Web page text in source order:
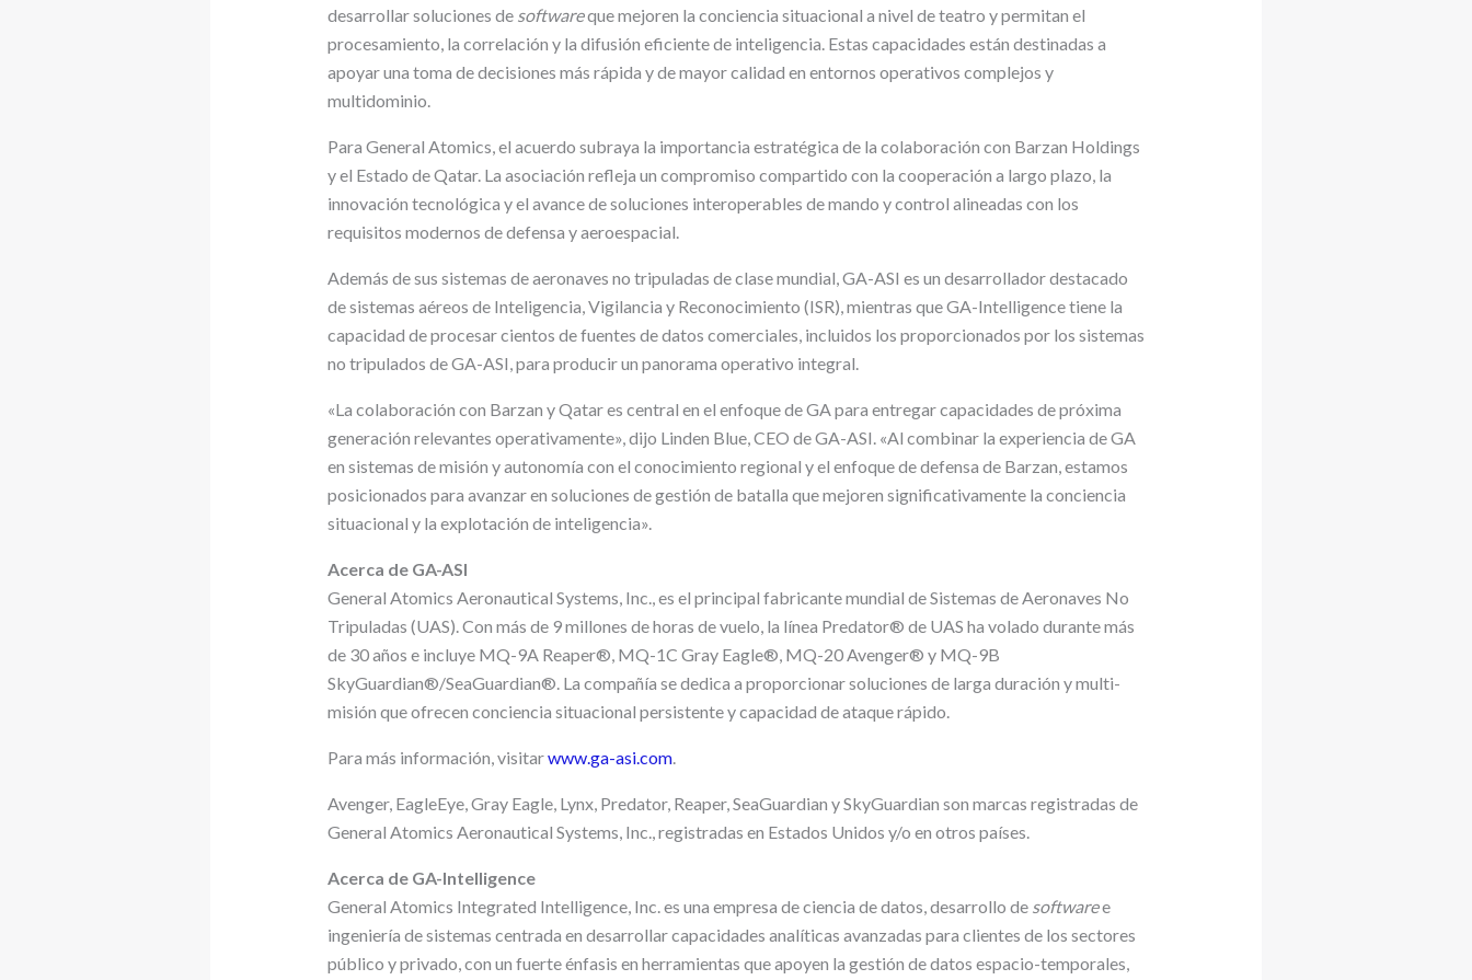
desarrollar soluciones de softwareque mejoren la conciencia situacional a nivel de teatro y permitan el
procesamiento, la correlación y la difusión eficiente de inteligencia. Estas capacidades están destinadas a
apoyar una toma de decisiones más rápida y de mayor calidad en entornos operativos complejos y
multidominio.
Para General Atomics, el acuerdo subraya la importancia estratégica de la colaboración con Barzan Holdings
y el Estado de Qatar. La asociación refleja un compromiso compartido con la cooperación a largo plazo, la
innovación tecnológica y el avance de soluciones interoperables de mando y control alineadas con los
requisitos modernos de defensa y aeroespacial.
Además de sus sistemas de aeronaves no tripuladas de clase mundial, GA-ASI es un desarrollador destacado
de sistemas aéreos de Inteligencia, Vigilancia y Reconocimiento (ISR), mientras que GA-Intelligence tiene la
capacidad de procesar cientos de fuentes de datos comerciales, incluidos los proporcionados por los sistemas
no tripulados de GA-ASI, para producir un panorama operativo integral.
«La colaboración con Barzan y Qatar es central en el enfoque de GA para entregar capacidades de próxima
generación relevantes operativamente», dijo Linden Blue, CEO de GA-ASI. «Al combinar la experiencia de GA
en sistemas de misión y autonomía con el conocimiento regional y el enfoque de defensa de Barzan, estamos
posicionados para avanzar en soluciones de gestión de batalla que mejoren significativamente la conciencia
situacional y la explotación de inteligencia».
Acerca de GA-ASI
General Atomics Aeronautical Systems, Inc., es el principal fabricante mundial de Sistemas de Aeronaves No
Tripuladas (UAS). Con más de 9 millones de horas de vuelo, la línea Predator® de UAS ha volado durante más
de 30 años e incluye MQ-9A Reaper®, MQ-1C Gray Eagle®, MQ-20 Avenger® y MQ-9B
SkyGuardian®/SeaGuardian®. La compañía se dedica a proporcionar soluciones de larga duración y multi-
misión que ofrecen conciencia situacional persistente y capacidad de ataque rápido.
Para más información, visitarwww.ga-asi.com.
Avenger, EagleEye, Gray Eagle, Lynx, Predator, Reaper, SeaGuardian y SkyGuardian son marcas registradas de
General Atomics Aeronautical Systems, Inc., registradas en Estados Unidos y/o en otros países.
Acerca de GA-Intelligence
General Atomics Integrated Intelligence, Inc. es una empresa de ciencia de datos, desarrollo de softwaree
ingeniería de sistemas centrada en desarrollar capacidades analíticas avanzadas para clientes de los sectores
público y privado, con un fuerte énfasis en herramientas que apoyen la gestión de datos espacio-temporales,